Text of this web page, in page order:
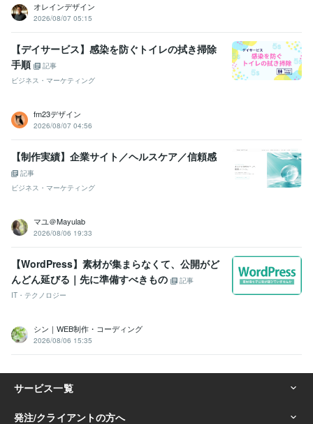
オレインデザイン
2026/08/07 05:15
【デイサービス】感染を防ぐトイレの拭き掃除
手順
記事
ビジネス・マーケティング
fm23デザイン
2026/08/07 04:56
【制作実績】企業サイト／ヘルスケア／信頼感
記事
ビジネス・マーケティング
マユ＠Mayulab
2026/08/06 19:33
【WordPress】素材が集まらなくて、公開がど
んどん延びる｜先に準備すべきもの
記事
IT・テクノロジー
シン｜WEB制作・コーディング
2026/08/06 15:35